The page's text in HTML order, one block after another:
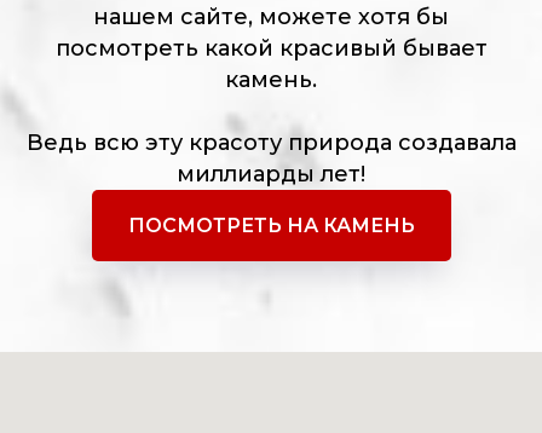
нашем сайте, можете хотя бы
посмотреть какой красивый бывает
камень.
Ведь всю эту красоту природа создавала
миллиарды лет!
ПОСМОТРЕТЬ НА КАМЕНЬ